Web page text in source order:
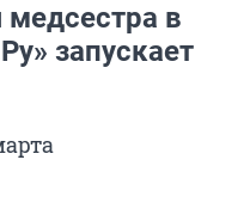
медсестра в
запускает